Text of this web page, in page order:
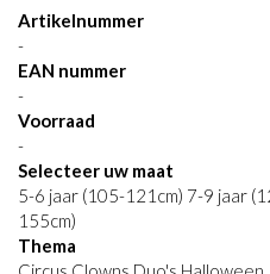
Artikelnummer
-
EAN nummer
-
Voorraad
-
Selecteer uw maat
5-6 jaar (105-121cm) 7-9 jaar
155cm)
Thema